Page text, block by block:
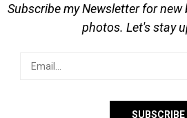
Subscribe my Newsletter for
photos. Let's stay